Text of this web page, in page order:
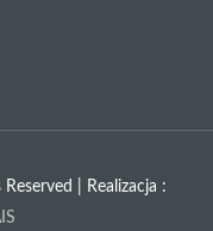
| Realizacja :